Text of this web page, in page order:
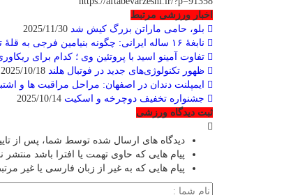
اخبار ورزشی مرتبط
بلو، حامی ماراتن بزرگ کیش شد
نابغهٔ ۱۶ ساله ایرانی: چگونه بنیامین فرجی به قلهٔ تنیس‌روی‌میز رسید؟
تفاوت آمینو اسید با پروتئین وی ؛ کدام برای
ظهور تکنولوژی‌های جدید در فوتبال هلند
ایمپلنت دندان در اصفهان: مراحل مراقبت ها و
جشنواره تخفیف دوچرخه‌ و اسکیت
ثبت دیدگاه ورزشی
دیدگاه های ارسال شده توسط شما، پس از
پیام هایی که حاوی تهمت یا افترا باشد منتشر
پیام هایی که به غیر از زبان فارسی یا غیر